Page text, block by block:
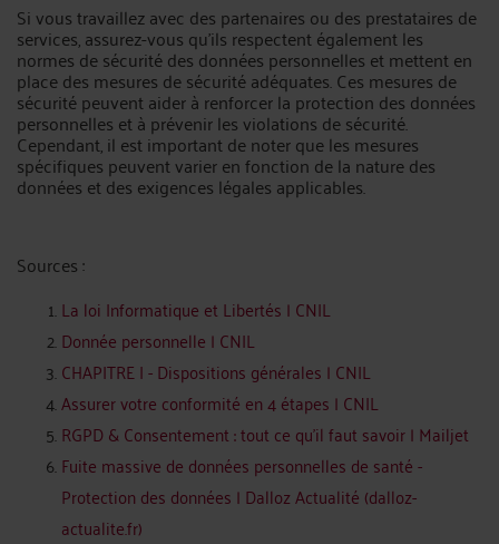
Si vous travaillez avec des partenaires ou des prestataires de
services, assurez-vous qu'ils respectent également les
normes de sécurité des données personnelles et mettent en
place des mesures de sécurité adéquates. Ces mesures de
sécurité peuvent aider à renforcer la protection des données
personnelles et à prévenir les violations de sécurité.
Cependant, il est important de noter que les mesures
spécifiques peuvent varier en fonction de la nature des
données et des exigences légales applicables.
Sources :
La loi Informatique et Libertés | CNIL
Donnée personnelle | CNIL
CHAPITRE I - Dispositions générales | CNIL
Assurer votre conformité en 4 étapes | CNIL
RGPD & Consentement : tout ce qu’il faut savoir | Mailjet
Fuite massive de données personnelles de santé -
Protection des données | Dalloz Actualité (dalloz-
actualite.fr)